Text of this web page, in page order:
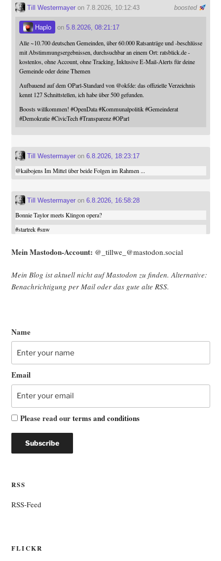
boosted
Till Westermayeron 7.8.2026, 10:12:43
Haplo on 5.8.2026, 08:21:17
Alle ~10.700 deutschen Gemeinden, über 60.000 Ratsanträge und -beschlüsse
mit Abstimmungsergebnissen, durchsuchbar an einem Ort: ratsblick.de -
kostenlos, ohne Account, ohne Tracking, Inklusive E-Mail-Alerts für deine
Gemeinde oder deine Themen
Aufbauend auf dem OParl-Standard von @okfde: das offizielle Verzeichnis
kennt 127 Schnittstellen, ich habe über 500 gefunden.
Boosts willkommen! #OpenData #Kommunalpolitik #Gemeinderat
#Demokratie #CivicTech #Transparenz #OParl
Till Westermayeron 6.8.2026, 18:23:17
@kaibojensIm Mittel über beide Folgen im Rahmen ...
Till Westermayeron 6.8.2026, 16:58:28
Bonnie Taylor meets Klingon opera?
#startrek #snw
Mein Mast­o­don-Account: @_tillwe_@mastodon.social
Mein Blog ist aktu­ell nicht auf Mast­o­don zu fin­den. Alter­na­ti­ve:
Benach­rich­ti­gung per Mail oder das gute alte RSS.
Name
Email
Please read ourterms and conditions
RSS
RSS-Feed
FLICKR